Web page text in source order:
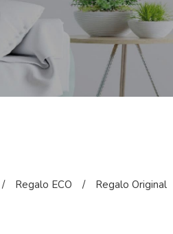
/ Regalo ECO / Regalo Original